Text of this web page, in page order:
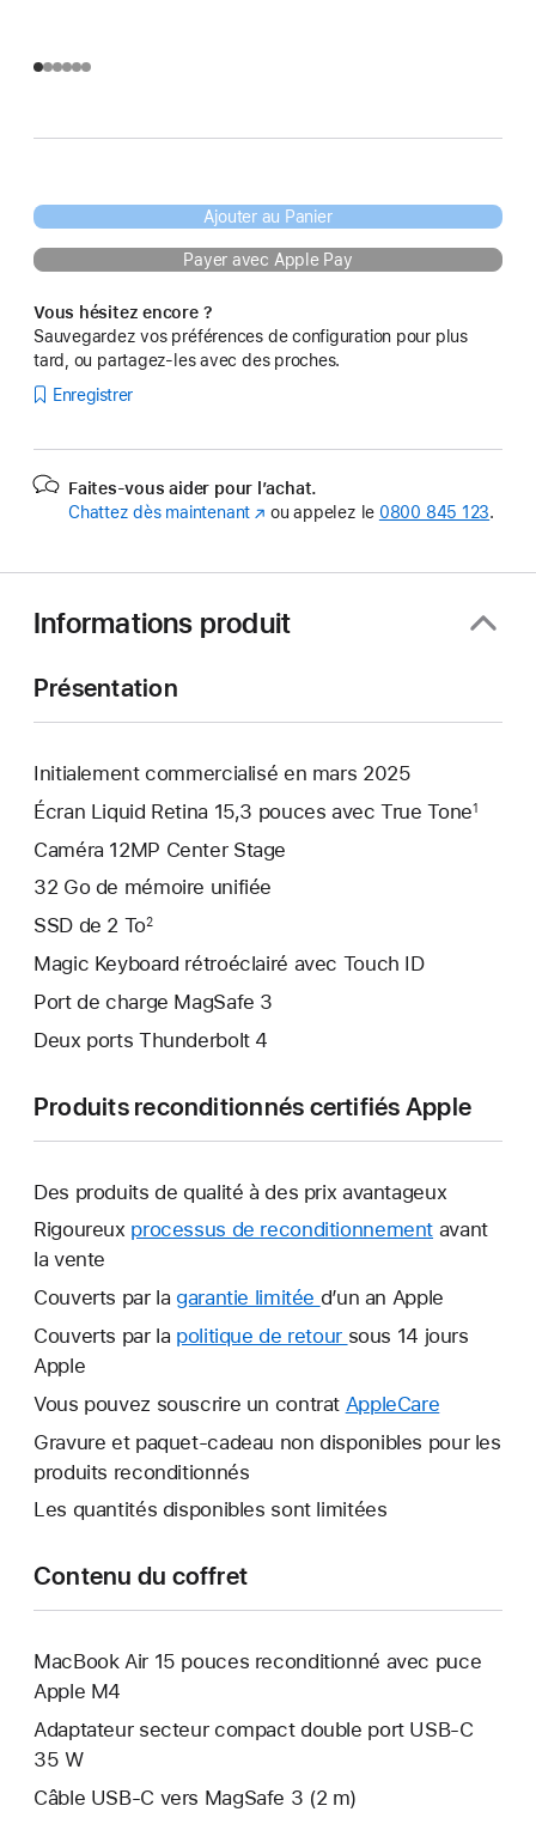
Ajouter au Panier
Payer avec Apple Pay
Vous hésitez encore ?
Sauvegardez vos préférences de configuration pour plus
tard, ou partagez-les avec des proches.
Enregistrer
Faites-vous aider pour l’achat.
Chattez dès maintenant (s’ouvre
ou appelez le 0800 845 123.
Informations produit
Présentation
Initialement commercialisé en mars 2025
Écran Liquid Retina 15,3 pouces avec True Tone1
Caméra 12MP Center Stage
32 Go de mémoire unifiée
SSD de 2 To2
Magic Keyboard rétroéclairé avec Touch ID
Port de charge MagSafe 3
Deux ports Thunderbolt 4
Produits reconditionnés certifiés Apple
Des produits de qualité à des prix avantageux
Rigoureux processus de reconditionnement avant
la vente
Couverts par la garantie limitée Une
nouvelle
d’un an Apple
Couverts par la politique de retour Une
fenêtre
sous 14 jours
Apple
Vous pouvez souscrire un contrat AppleCare
nouvelle
Gravure et paquet-cadeau non disponibles pour les
produits reconditionnés
Les quantités disponibles sont limitées
Contenu du coffret
MacBook Air 15 pouces reconditionné avec puce
Apple M4
Adaptateur secteur compact double port USB-C
35 W
Câble USB-C vers MagSafe 3 (2 m)